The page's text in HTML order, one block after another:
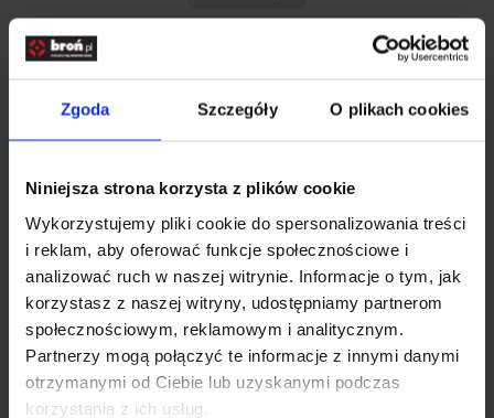
Zgoda Szczegóły O plikach cookies
Niniejsza strona korzysta z plików cookie
Wykorzystujemy pliki cookie do spersonalizowania treści
i reklam, aby oferować funkcje społecznościowe i
analizować ruch w naszej witrynie. Informacje o tym, jak
korzystasz z naszej witryny, udostępniamy partnerom
społecznościowym, reklamowym i analitycznym.
Partnerzy mogą połączyć te informacje z innymi danymi
otrzymanymi od Ciebie lub uzyskanymi podczas
korzystania z ich usług.
Kod SKU
EAN
5902543169877
Producent
AIM-O
Producent
Nazwa
INFINITY FUND Sp z o. o.
SK